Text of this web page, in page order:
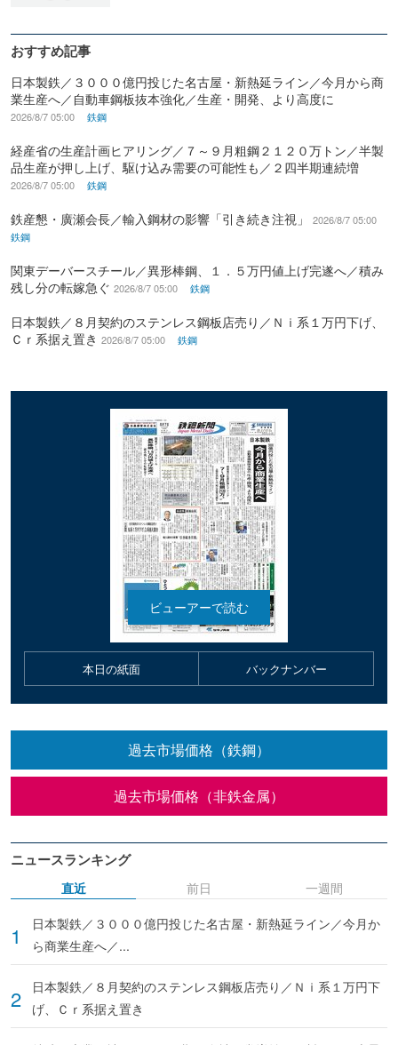
おすすめ記事
日本製鉄／３０００億円投じた名古屋・新熱延ライン／今月から商
業生産へ／自動車鋼板抜本強化／生産・開発、より高度に
2026/8/7 05:00 鉄鋼
経産省の生産計画ヒアリング／７～９月粗鋼２１２０万トン／半製
品生産が押し上げ、駆け込み需要の可能性も／２四半期連続増
2026/8/7 05:00 鉄鋼
鉄産懇・廣瀬会長／輸入鋼材の影響「引き続き注視」
2026/8/7 05:00
鉄鋼
関東デーバースチール／異形棒鋼、１．５万円値上げ完遂へ／積み
残し分の転嫁急ぐ 2026/8/7 05:00 鉄鋼
日本製鉄／８月契約のステンレス鋼板店売り／Ｎｉ系１万円下げ、
Ｃｒ系据え置き 2026/8/7 05:00 鉄鋼
本日の紙面 バックナンバー
過去市場価格（鉄鋼）
過去市場価格（非鉄金属）
ニュースランキング
直近
日本製鉄／３０００億円投じた名古屋・新熱延ライン／今月か
ら商業生産へ／...
日本製鉄／８月契約のステンレス鋼板店売り／Ｎｉ系１万円下
げ、Ｃｒ系据え置き
前日 一週間